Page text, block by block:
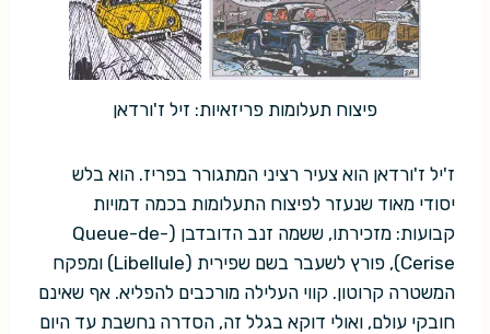
פיצוח תעלומות פריזאיות: זיל ז'ורדאן
ז'יל ז'ורדאן הוא צעיר רציני המתגורר בפריז. הוא בלש
יסודי מאוד שנעזר לפיצוח התעלומות בכמה דמויות
קבועות: מזכירתו, ששמה זנב הדובדבן (Queue-de-
Cerise), פורץ לשעבר בשם שפירית (Libellule) ומפקח
המשטרה קרוטון. קווי העלילה מורכבים להפליא. אף שאינם
חובקי עולם, ואולי דוקא בגלל זה, הסדרה נחשבת עד היום